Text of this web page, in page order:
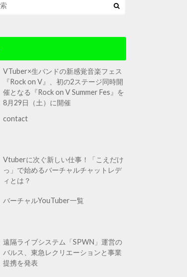
VTuber×生バンドの新感覚音楽フェス
『Rock on V』、初の2ステージ同時開
催となる『Rock on V Summer Fes』を
8月29日（土）に開催
contact
Vtuberに次ぐ新しい仕事！「こえだけ
っ」で始めるバーチャルチャットレデ
ィとは？
バーチャルYouTuber一覧
遠隔ライブシステム「SPWN」運営の
バルス、東急レクリエーションと事業
提携を発表